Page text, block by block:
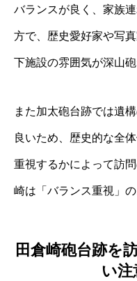
バランスが良く、家族
方で、歴史愛好家や写
下施設の雰囲気が深山
また加太砲台跡では遺
良いため、歴史的な全
重視するかによって訪
崎は「バランス重視」
田倉崎砲台跡を
い注